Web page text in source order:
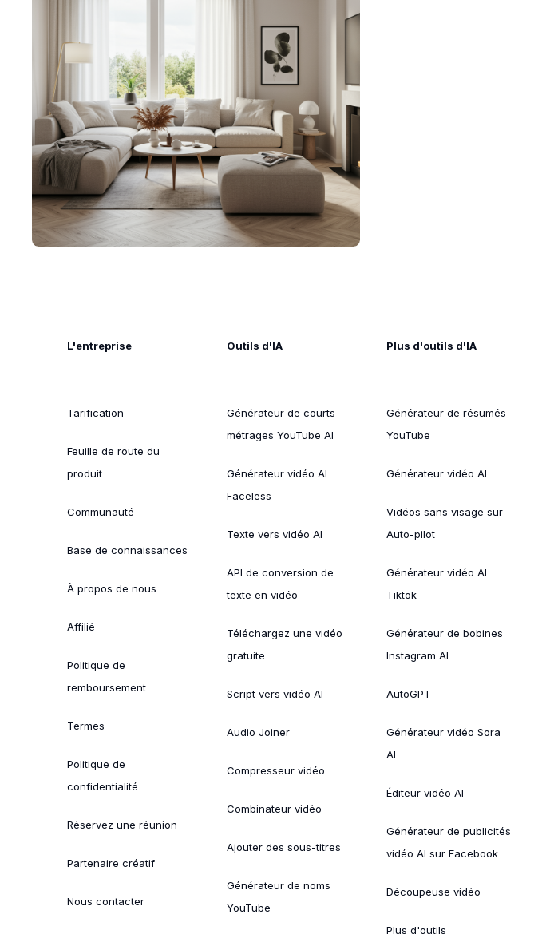
L'entreprise
Tarification
Feuille de route du
produit
Communauté
Base de connaissances
À propos de nous
Affilié
Politique de
remboursement
Termes
Politique de
confidentialité
Réservez une réunion
Partenaire créatif
Nous contacter
Outils d'IA
Générateur de courts
métrages YouTube AI
Générateur vidéo AI
Faceless
Texte vers vidéo AI
API de conversion de
texte en vidéo
Téléchargez une vidéo
gratuite
Script vers vidéo AI
Audio Joiner
Compresseur vidéo
Combinateur vidéo
Ajouter des sous-titres
Générateur de noms
YouTube
Plus d'outils d'IA
Générateur de résumés
YouTube
Générateur vidéo AI
Vidéos sans visage sur
Auto-pilot
Générateur vidéo AI
Tiktok
Générateur de bobines
Instagram AI
AutoGPT
Générateur vidéo Sora
AI
Éditeur vidéo AI
Générateur de publicités
vidéo AI sur Facebook
Découpeuse vidéo
Plus d'outils